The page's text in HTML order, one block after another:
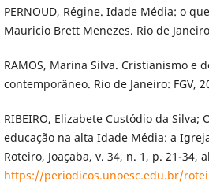
PERNOUD, Régine. Idade Média: o
Mauricio Brett Menezes. Rio de
RAMOS, Marina Silva. Cristianismo e
contemporâneo. Rio de Janeiro: FGV,
RIBEIRO, Elizabete Custódio da Silva;
educação na alta Idade Média: a
Roteiro, Joaçaba, v. 34, n. 1, p. 21-34,
https://periodicos.unoesc.edu.br/